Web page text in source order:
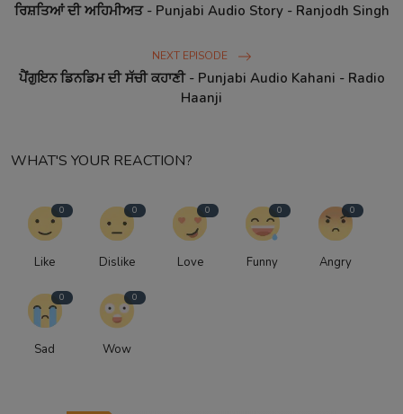
ਰਿਸ਼ਤਿਆਂ ਦੀ ਅਹਿਮੀਅਤ - Punjabi Audio Story - Ranjodh Singh
NEXT EPISODE
ਪੈਂਗੁਇਨ ਡਿਨਡਿਮ ਦੀ ਸੱਚੀ ਕਹਾਣੀ - Punjabi Audio Kahani - Radio
Haanji
WHAT'S YOUR REACTION?
0
Like
0
Dislike
0
Love
0
Funny
0
Angry
0
Sad
0
Wow